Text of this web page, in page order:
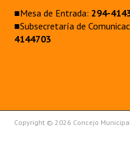
■Mesa de Entrada: 294-
■Subsecretaría de
4144703
Copyright © 2026 Concejo